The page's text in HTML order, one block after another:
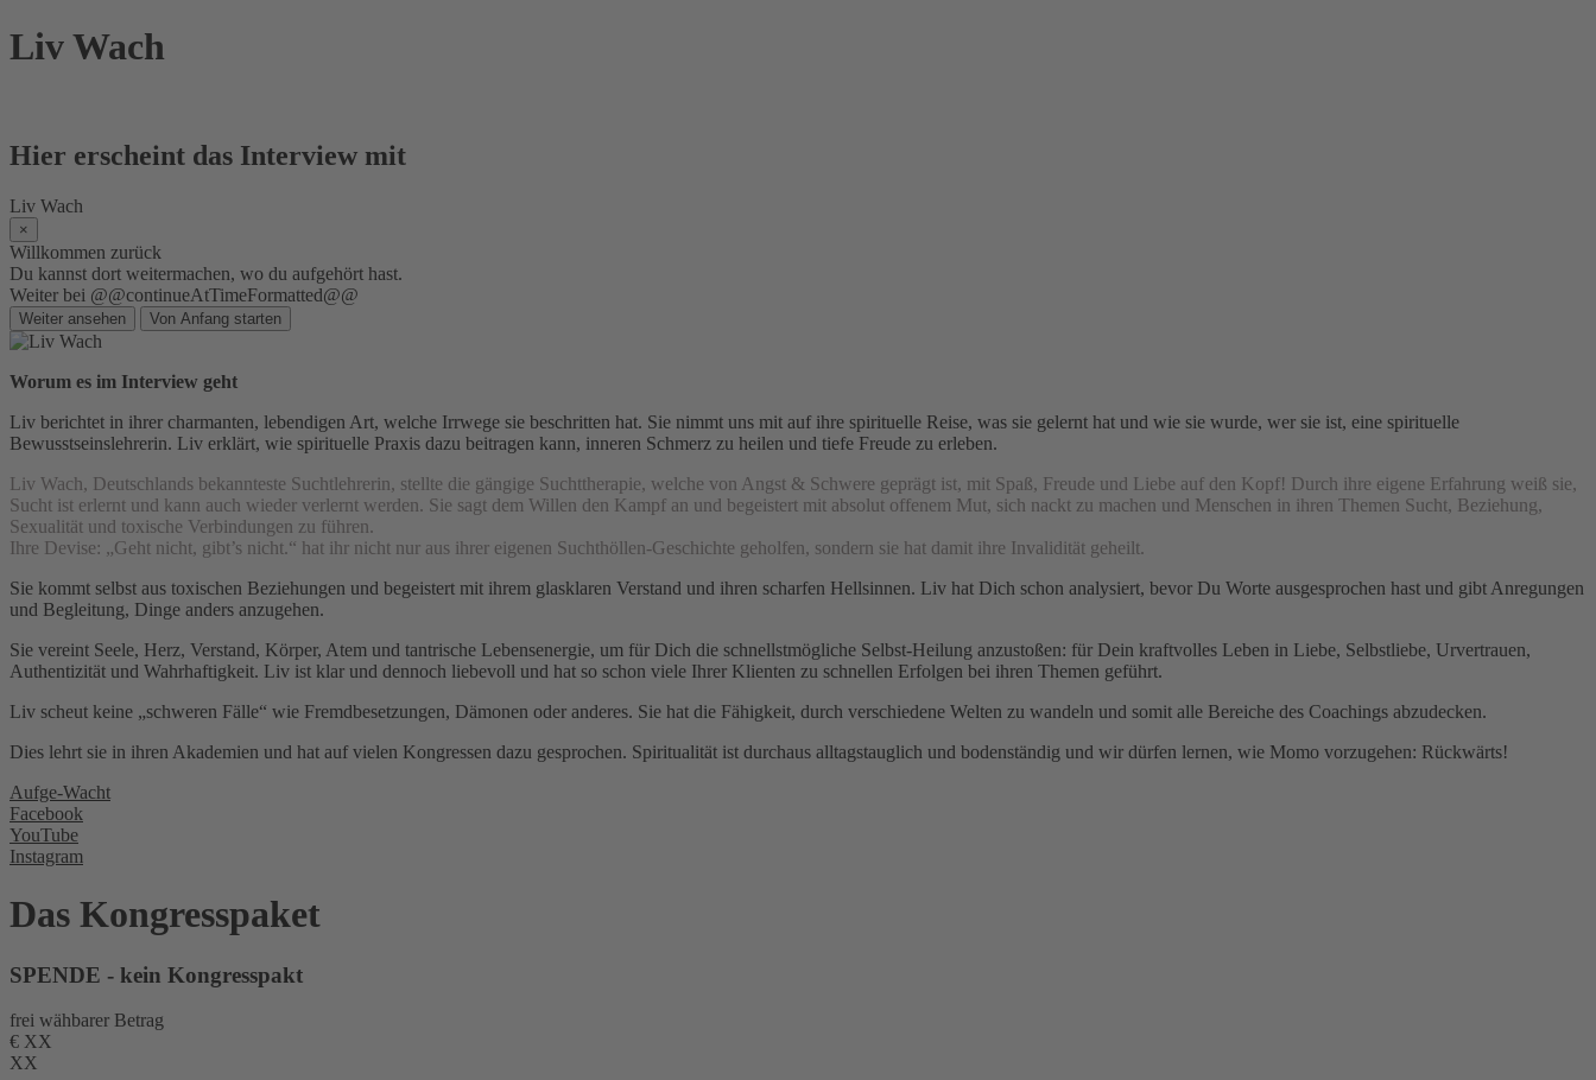
Skip
to
Liv Wach
Hier erscheint das Interview mit
Liv Wach
×
Willkommen zurück
Du kannst dort weitermachen, wo du aufgehört hast.
Weiter bei @@continueAtTimeFormatted@@
Weiter ansehen Von Anfang starten
Worum es im Interview geht
Liv berichtet in ihrer charmanten, lebendigen Art, welche Irrwege sie beschritten hat. Sie nimmt uns mit auf ihre spirituelle Reise, was sie gelernt hat und wie sie wurde, wer sie ist, eine spirituelle
Bewusstseinslehrerin. Liv erklärt, wie spirituelle Praxis dazu beitragen kann, inneren Schmerz zu heilen und tiefe Freude zu erleben.
Liv Wach, Deutschlands bekannteste Suchtlehrerin, stellte die gängige Suchttherapie, welche von Angst & Schwere geprägt ist, mit Spaß, Freude und Liebe auf den Kopf! Durch ihre eigene Erfahrung weiß sie,
Sucht ist erlernt und kann auch wieder verlernt werden. Sie sagt dem Willen den Kampf an und begeistert mit absolut offenem Mut, sich nackt zu machen und Menschen in ihren Themen Sucht, Beziehung,
Sexualität und toxische Verbindungen zu führen.
Ihre Devise: „Geht nicht, gibt’s nicht.“ hat ihr nicht nur aus ihrer eigenen Suchthöllen-Geschichte geholfen, sondern sie hat damit ihre Invalidität geheilt.
Sie kommt selbst aus toxischen Beziehungen und begeistert mit ihrem glasklaren Verstand und ihren scharfen Hellsinnen. Liv hat Dich schon analysiert, bevor Du Worte ausgesprochen hast und gibt Anregungen
und Begleitung, Dinge anders anzugehen.
Sie vereint Seele, Herz, Verstand, Körper, Atem und tantrische Lebensenergie, um für Dich die schnellstmögliche Selbst-Heilung anzustoßen: für Dein kraftvolles Leben in Liebe, Selbstliebe, Urvertrauen,
Authentizität und Wahrhaftigkeit. Liv ist klar und dennoch liebevoll und hat so schon viele Ihrer Klienten zu schnellen Erfolgen bei ihren Themen geführt.
Liv scheut keine „schweren Fälle“ wie Fremdbesetzungen, Dämonen oder anderes. Sie hat die Fähigkeit, durch verschiedene Welten zu wandeln und somit alle Bereiche des Coachings abzudecken.
Dies lehrt sie in ihren Akademien und hat auf vielen Kongressen dazu gesprochen. Spiritualität ist durchaus alltagstauglich und bodenständig und wir dürfen lernen, wie Momo vorzugehen: Rückwärts!
Aufge-Wacht
Facebook
YouTube
Instagram
Das Kongresspaket
SPENDE - kein Kongresspakt
frei wähbarer Betrag
€ XX
XX